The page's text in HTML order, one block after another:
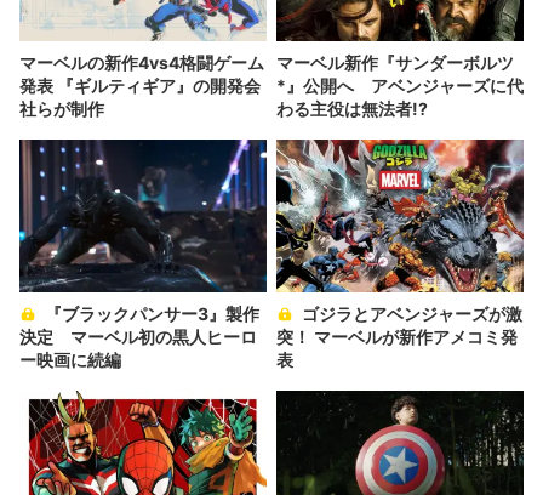
マーベルの新作4vs4格闘ゲーム
発表 『ギルティギア』の開発会
社らが制作
マーベル新作『サンダーボルツ
*』公開へ アベンジャーズに代
わる主役は無法者!?
決定 マーベル初の黒人ヒーロ
ー映画に続編
突！ マーベルが新作アメコミ発
表